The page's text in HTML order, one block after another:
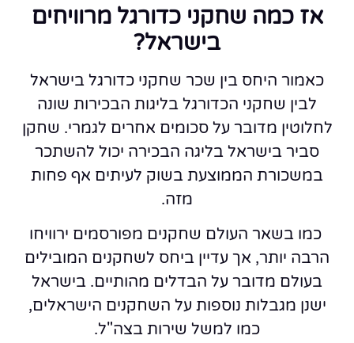
אז כמה שחקני כדורגל מרוויחים
בישראל?
כאמור היחס בין שכר שחקני כדורגל בישראל
לבין שחקני הכדורגל בליגות הבכירות שונה
לחלוטין מדובר על סכומים אחרים לגמרי. שחקן
סביר בישראל בליגה הבכירה יכול להשתכר
במשכורת הממוצעת בשוק לעיתים אף פחות
מזה.
כמו בשאר העולם שחקנים מפורסמים ירוויחו
הרבה יותר, אך עדיין ביחס לשחקנים המובילים
בעולם מדובר על הבדלים מהותיים. בישראל
ישנן מגבלות נוספות על השחקנים הישראלים,
כמו למשל שירות בצה"ל.